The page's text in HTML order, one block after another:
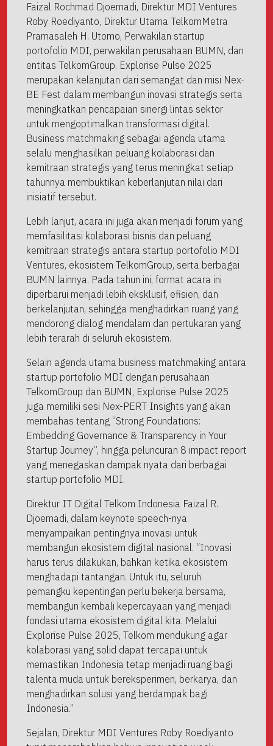
Faizal Rochmad Djoemadi, Direktur MDI Ventures
Roby Roediyanto, Direktur Utama TelkomMetra
Pramasaleh H. Utomo, Perwakilan startup
portofolio MDI, perwakilan perusahaan BUMN, dan
entitas TelkomGroup. Explorise Pulse 2025
merupakan kelanjutan dari semangat dan misi Nex-
BE Fest dalam membangun inovasi strategis serta
meningkatkan pencapaian sinergi lintas sektor
untuk mengoptimalkan transformasi digital.
Business matchmaking sebagai agenda utama
selalu menghasilkan peluang kolaborasi dan
kemitraan strategis yang terus meningkat setiap
tahunnya membuktikan keberlanjutan nilai dari
inisiatif tersebut.
Lebih lanjut, acara ini juga akan menjadi forum yang
memfasilitasi kolaborasi bisnis dan peluang
kemitraan strategis antara startup portofolio MDI
Ventures, ekosistem TelkomGroup, serta berbagai
BUMN lainnya. Pada tahun ini, format acara ini
diperbarui menjadi lebih eksklusif, efisien, dan
berkelanjutan, sehingga menghadirkan ruang yang
mendorong dialog mendalam dan pertukaran yang
lebih terarah di seluruh ekosistem.
Selain agenda utama business matchmaking antara
startup portofolio MDI dengan perusahaan
TelkomGroup dan BUMN, Explorise Pulse 2025
juga memiliki sesi Nex-PERT Insights yang akan
membahas tentang “Strong Foundations:
Embedding Governance & Transparency in Your
Startup Journey”, hingga peluncuran 8 impact report
yang menegaskan dampak nyata dari berbagai
startup portofolio MDI.
Direktur IT Digital Telkom Indonesia Faizal R.
Djoemadi, dalam keynote speech-nya
menyampaikan pentingnya inovasi untuk
membangun ekosistem digital nasional. “Inovasi
harus terus dilakukan, bahkan ketika ekosistem
menghadapi tantangan. Untuk itu, seluruh
pemangku kepentingan perlu bekerja bersama,
membangun kembali kepercayaan yang menjadi
fondasi utama ekosistem digital kita. Melalui
Explorise Pulse 2025, Telkom mendukung agar
kolaborasi yang solid dapat tercapai untuk
memastikan Indonesia tetap menjadi ruang bagi
talenta muda untuk bereksperimen, berkarya, dan
menghadirkan solusi yang berdampak bagi
Indonesia.”
Sejalan, Direktur MDI Ventures Roby Roediyanto